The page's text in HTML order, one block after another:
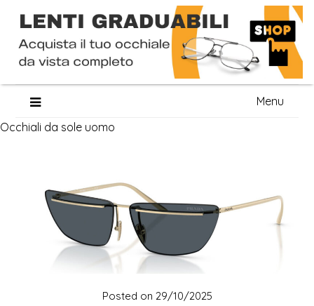
content
Menu
Occhiali da sole uomo
Posted on 29/10/2025